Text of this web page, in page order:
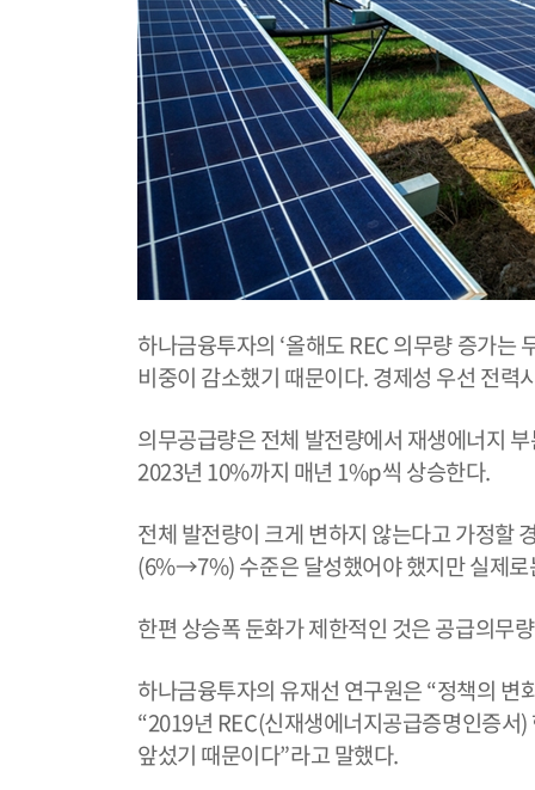
하나금융투자의 ‘올해도 REC 의무량 증가는
비중이 감소했기 때문이다. 경제성 우선 전
의무공급량은 전체 발전량에서 재생에너지
2023년 10%까지 매년 1%p씩 상승한다.
전체 발전량이 크게 변하지 않는다고 가정할
(6%→7%) 수준은 달성했어야 했지만 실제로
한편 상승폭 둔화가 제한적인 것은 공급의무
하나금융투자의 유재선 연구원은 “정책의
“2019년 REC(신재생에너지공급증명인증서
앞섰기 때문이다”라고 말했다.